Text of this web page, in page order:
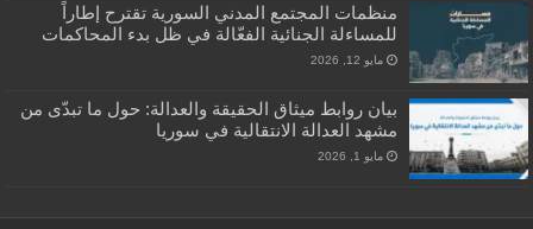
منظمات المجتمع المدني السورية تقترح إطاراً
للمساءلة الجنائية الفعّالة في ظل بدء المحاكمات
مايو 12, 2026
بيان روابط ميثاق الحقيقة والعدالة: حول ما تبدّى من
مشهد العدالة الانتقالية في سوريا
مايو 1, 2026